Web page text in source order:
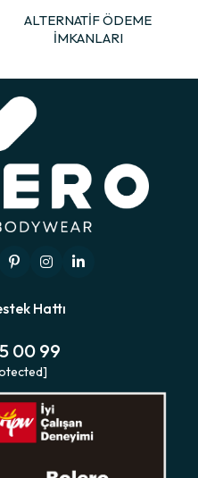
ALTERNATİF ÖDEME
İMKANLARI
Hattı
00 99